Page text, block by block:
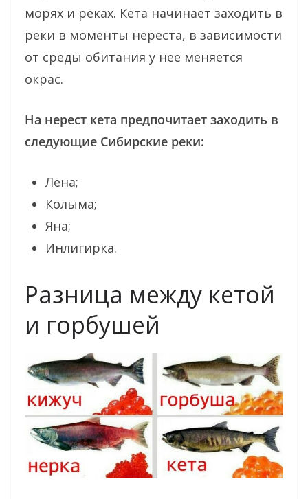
морях и реках. Кета начинает заходить в
реки в моменты нереста, в зависимости
от среды обитания у нее меняется
окрас.
На нерест кета предпочитает заходить в
следующие Сибирские реки:
Лена;
Колыма;
Яна;
Инлигирка.
Разница между кетой
и горбушей